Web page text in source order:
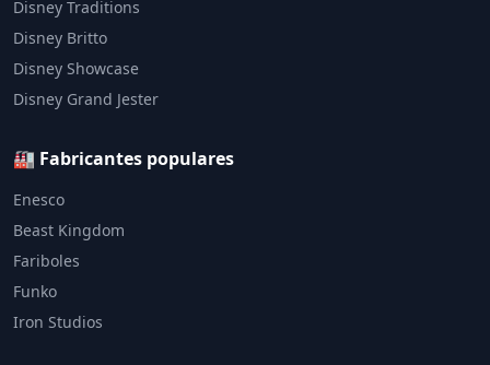
Disney Traditions
Disney Britto
Disney Showcase
Disney Grand Jester
🏭 Fabricantes populares
Enesco
Beast Kingdom
Fariboles
Funko
Iron Studios